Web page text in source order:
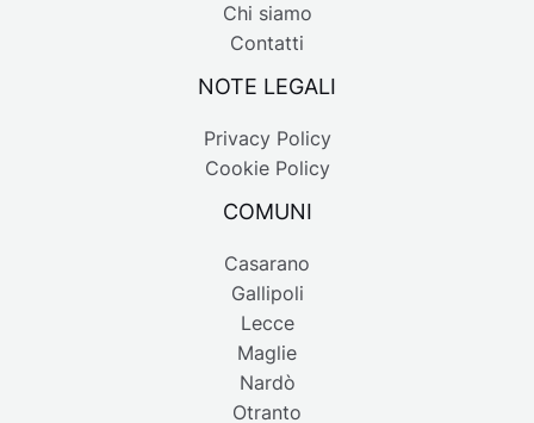
Chi siamo
Contatti
NOTE LEGALI
Privacy Policy
Cookie Policy
COMUNI
Casarano
Gallipoli
Lecce
Maglie
Nardò
Otranto